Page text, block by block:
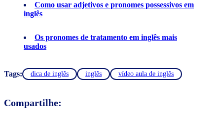
Como usar adjetivos e pronomes possessivos em
inglês
Os pronomes de tratamento em inglês mais
usados
Tags: dica de inglês inglês vídeo aula de inglês
Compartilhe: